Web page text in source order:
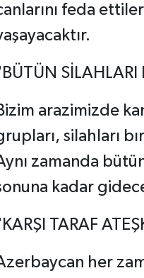
feda
SİLAHLARI
arazimizde
silahları
zamanda
kadar
TARAF
her